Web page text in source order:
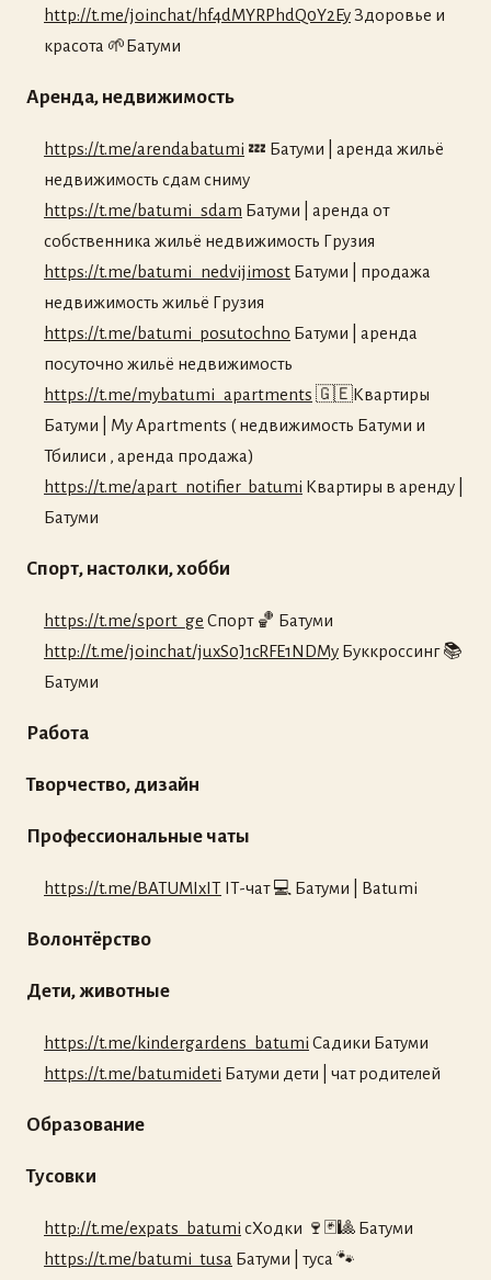
http://t.me/joinchat/hf4dMYRPhdQ0Y2EyЗдоровье и
красота 🌱Батуми
Аренда, недвижимость
https://t.me/arendabatumi 💤 Батуми | аренда жильё
недвижимость сдам сниму
https://t.me/batumi_sdam Батуми | аренда от
собственника жильё недвижимость Грузия
https://t.me/batumi_nedvijimost Батуми | продажа
недвижимость жильё Грузия
https://t.me/batumi_posutochno Батуми | аренда
посуточно жильё недвижимость
https://t.me/mybatumi_apartments 🇬🇪Квартиры
Батуми | My Apartments ( недвижимость Батуми и
Тбилиси , аренда продажа)
https://t.me/apart_notifier_batumi Квартиры в аренду |
Батуми
Спорт, настолки, хобби
https://t.me/sport_ge Спорт 🏀 Батуми
http://t.me/joinchat/juxS0J1cRFE1NDMy Буккроссинг 📚
Батуми
Работа
Творчество, дизайн
Профессиональные чаты
https://t.me/BATUMIxIT IT-чат 💻 Батуми | Batumi
Волонтёрство
Дети, животные
https://t.me/kindergardens_batumi Садики Батуми
https://t.me/batumideti Батуми дети | чат родителей
Образование
Тусовки
http://t.me/expats_batumi сХодки 🍷🃏🎱 Батуми
https://t.me/batumi_tusa Батуми | туса 🐾